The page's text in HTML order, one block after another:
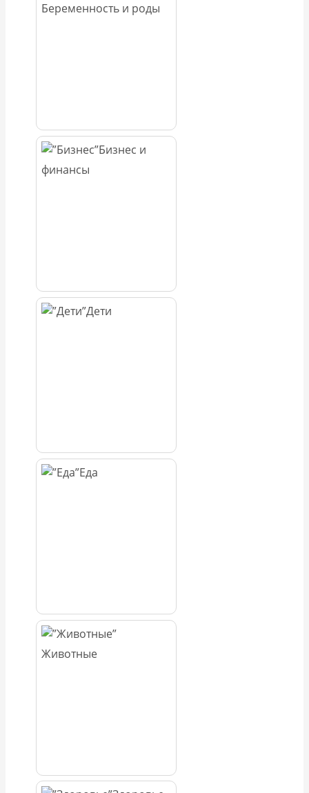
Беременность и роды
Бизнес и
финансы
Дети
Еда
Животные